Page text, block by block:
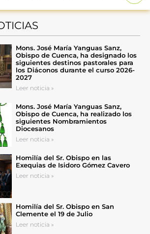
Mons. José María Yanguas Sanz,
Obispo de Cuenca, ha designado los
siguientes destinos pastorales para
los Diáconos durante el curso 2026-
2027
Leer noticia »
Mons. José María Yanguas Sanz,
Obispo de Cuenca, ha realizado los
siguientes Nombramientos
Diocesanos
Leer noticia »
Homilía del Sr. Obispo en las
Exequias de Isidoro Gómez Cavero
Leer noticia »
Homilía del Sr. Obispo en San
Clemente el 19 de Julio
Leer noticia »